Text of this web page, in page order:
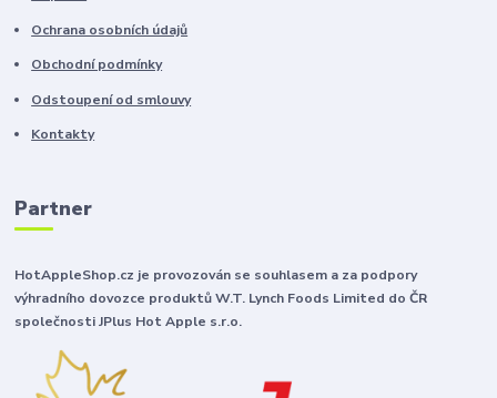
Ochrana osobních údajů
Obchodní podmínky
Odstoupení od smlouvy
Kontakty
Partner
HotAppleShop.cz je provozován se souhlasem a za podpory
výhradního dovozce produktů W.T. Lynch Foods Limited do ČR
společnosti JPlus Hot Apple s.r.o.